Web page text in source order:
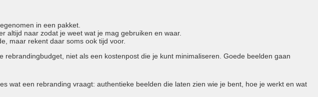
in een pakket.
altijd naar zodat je weet wat je mag gebruiken en waar.
maar rekent daar soms ook tijd voor.
niet als een kostenpost die je kunt minimaliseren. Goede beelden gaan
wat een rebranding vraagt: authentieke beelden die laten zien wie je bent, hoe je werkt en wat